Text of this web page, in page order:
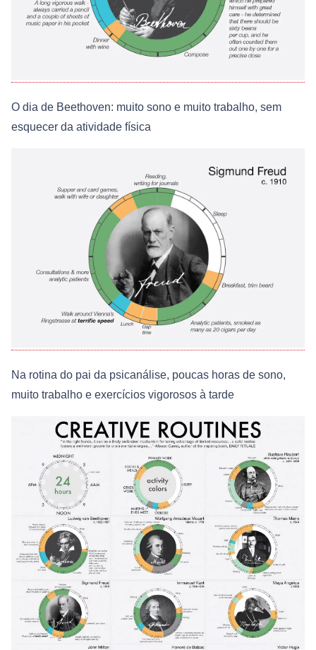
O dia de Beethoven: muito sono e muito trabalho, sem
esquecer da atividade física
Na rotina do pai da psicanálise, poucas horas de sono,
muito trabalho e exercícios vigorosos à tarde